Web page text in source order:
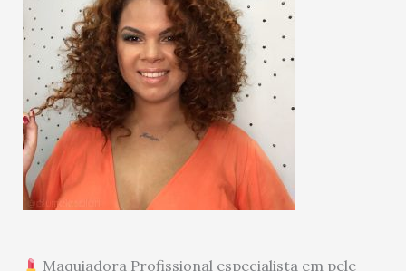
Maquiadora Profissional especialista em pele